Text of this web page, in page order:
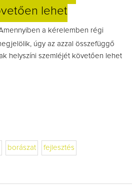
lehet
a kérelemben régi
úgy az azzal összefüggő
helyszíni szemléjét követően lehet
borászat fejlesztés